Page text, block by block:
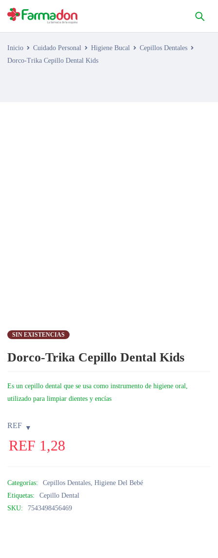
Inicio Cuidado Personal Higiene Bucal
Cepillos Dentales
Dorco-Trika Cepillo Dental Kids
SIN EXISTENCIAS
Dorco-Trika Cepillo Dental Kids
Es un cepillo dental que se usa como instrumento de higiene oral,
utilizado para limpiar dientes y encías
REF
REF 1,28
Categorías: Cepillos Dentales, Higiene Del Bebé
Etiquetas:
Cepillo Dental
SKU:
7543498456469